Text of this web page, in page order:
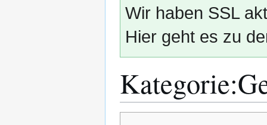
Wir haben SSL
Hier geht es zu
Kategorie: